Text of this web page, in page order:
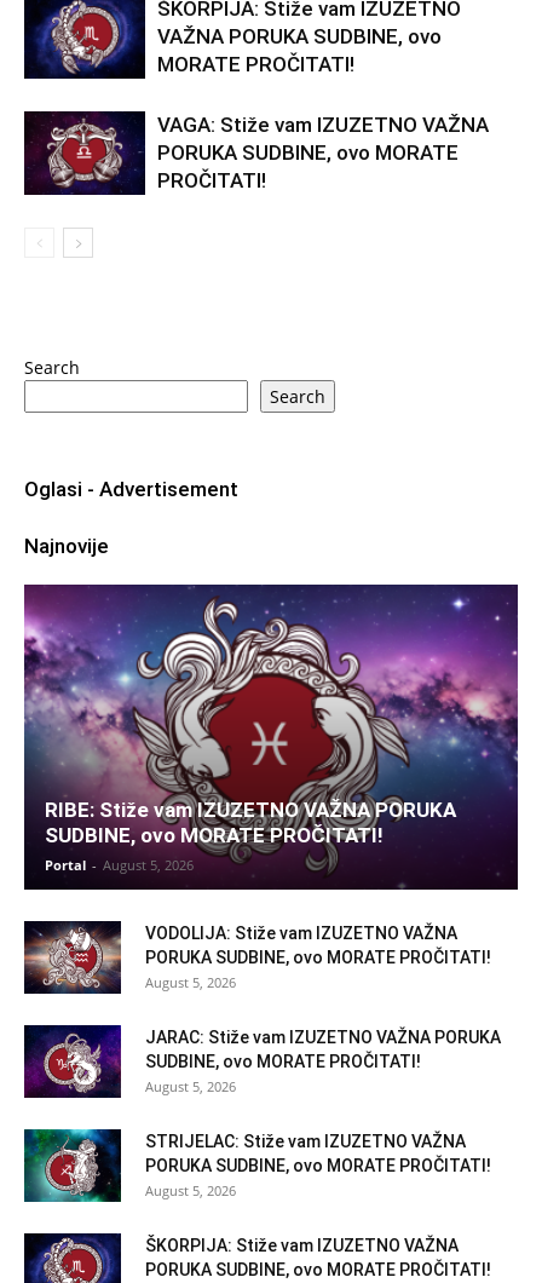
ŠKORPIJA: Stiže vam IZUZETNO
VAŽNA PORUKA SUDBINE, ovo
MORATE PROČITATI!
VAGA: Stiže vam IZUZETNO VAŽNA
PORUKA SUDBINE, ovo MORATE
PROČITATI!
Search
Search
Oglasi - Advertisement
Najnovije
RIBE: Stiže vam IZUZETNO VAŽNA PORUKA
SUDBINE, ovo MORATE PROČITATI!
Portal - August 5, 2026
VODOLIJA: Stiže vam IZUZETNO VAŽNA
PORUKA SUDBINE, ovo MORATE PROČITATI!
August 5, 2026
JARAC: Stiže vam IZUZETNO VAŽNA PORUKA
SUDBINE, ovo MORATE PROČITATI!
August 5, 2026
STRIJELAC: Stiže vam IZUZETNO VAŽNA
PORUKA SUDBINE, ovo MORATE PROČITATI!
August 5, 2026
ŠKORPIJA: Stiže vam IZUZETNO VAŽNA
PORUKA SUDBINE, ovo MORATE PROČITATI!